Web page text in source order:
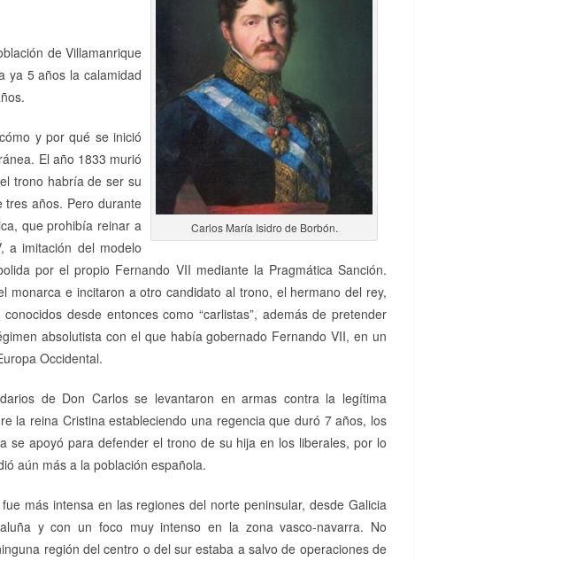
Carlos María Isidro de Borbón.
de Villamanrique
ya 5 años la calamidad
y por qué se inició
El año 1833 murió
trono habría de ser su
tres años. Pero durante
que prohibía reinar a
a imitación del modelo
por el propio Fernando VII mediante la Pragmática Sanción.
monarca e incitaron a otro candidato al trono, el hermano del rey,
desde entonces como “carlistas”, además de pretender
absolutista con el que había gobernado Fernando VII, en un
Occidental.
de Don Carlos se levantaron en armas contra la legítima
la reina Cristina estableciendo una regencia que duró 7 años, los
se apoyó para defender el trono de su hija en los liberales, por lo
aún más a la población española.
más intensa en las regiones del norte peninsular, desde Galicia
y con un foco muy intenso en la zona vasco-navarra. No
región del centro o del sur estaba a salvo de operaciones de